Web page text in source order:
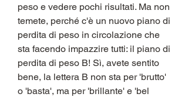
peso e vedere pochi risultati. Ma non
temete, perché c'è un nuovo piano di
perdita di peso in circolazione che
sta facendo impazzire tutti: il piano di
perdita di peso B! Sì, avete sentito
bene, la lettera B non sta per 'brutto'
o 'basta', ma per 'brillante' e 'bel